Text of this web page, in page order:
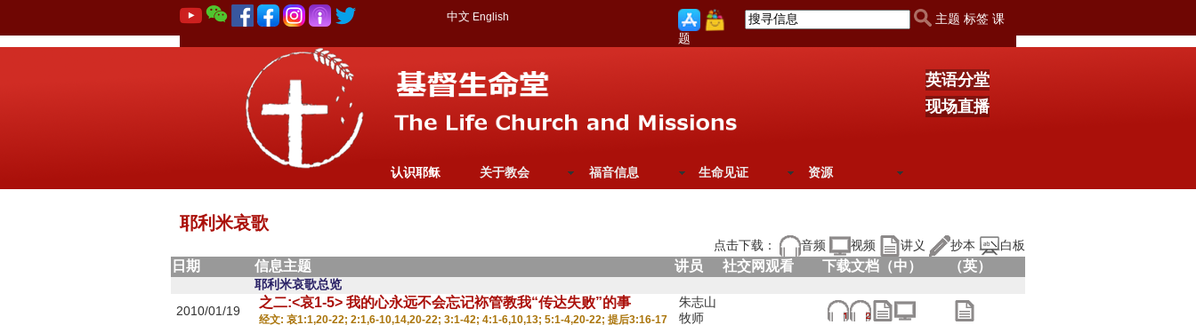
中文 English
主题 标签 课
题
英语分堂
现场直播
认识耶稣 关于教会 福音信息 生命见证 资源
耶利米哀歌
点击下载： 音频 视频 讲义 抄本 白板
日期 信息主题 讲员 社交网观看 下载文档（中） （英）
耶利米哀歌总览
2010/01/19
之二:<哀1-5> 我的心永远不会忘记袮管教我“传达失败”的事
经文: 哀1:1,20-22; 2:1,6-10,14,20-22; 3:1-42; 4:1-6,10,13; 5:1-4,20-22; 提后3:16-17
朱志山
牧师